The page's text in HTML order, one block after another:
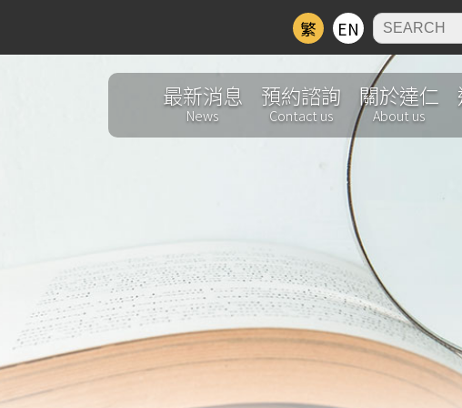
繁 EN
最新消息
News
預約諮詢
Contact us
關於達仁
About us